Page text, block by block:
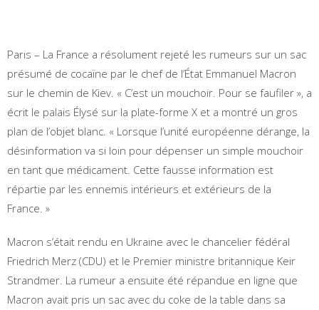
Paris – La France a résolument rejeté les rumeurs sur un sac
présumé de cocaïne par le chef de l’État Emmanuel Macron
sur le chemin de Kiev. « C’est un mouchoir. Pour se faufiler », a
écrit le palais Élysé sur la plate-forme X et a montré un gros
plan de l’objet blanc. « Lorsque l’unité européenne dérange, la
désinformation va si loin pour dépenser un simple mouchoir
en tant que médicament. Cette fausse information est
répartie par les ennemis intérieurs et extérieurs de la
France. »
Macron s’était rendu en Ukraine avec le chancelier fédéral
Friedrich Merz (CDU) et le Premier ministre britannique Keir
Strandmer. La rumeur a ensuite été répandue en ligne que
Macron avait pris un sac avec du coke de la table dans sa